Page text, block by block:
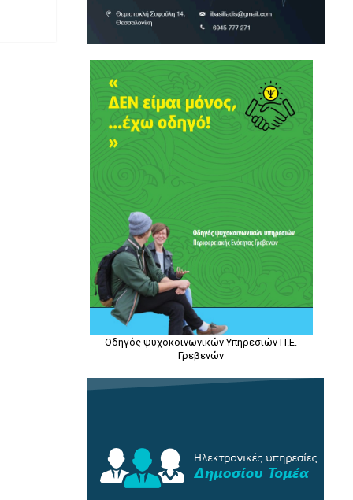
Οδηγός ψυχοκοινωνικών Υπηρεσιών Π.Ε.
Γρεβενών